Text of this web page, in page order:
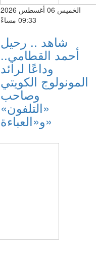
الخميس 06 أغسطس 2026
09:33 مساءً
شاهد .. رحيل
أحمد القطامي..
وداعًا لرائد
المونولوج الكويتي
وصاحب
«التلفون»
و«العباءة»